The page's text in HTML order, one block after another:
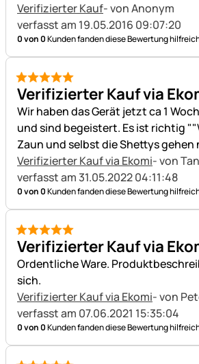
Verifizierter Kauf- von Anonym
verfasst am 19.05.2016 09:07:20
0 von 0Kunden fanden diese Bewertung
5 von 5
Verifizierter Kauf via
Wir haben das Gerät jetzt ca 1
und sind begeistert. Es ist richtig
Zaun und selbst die Shettys gehen
Verifizierter Kauf via Ekomi- von
verfasst am 31.05.2022 04:11:48
0 von 0Kunden fanden diese Bewertung
5 von 5
Verifizierter Kauf via
Ordentliche Ware.
sich.
Verifizierter Kauf via Ekomi- von
verfasst am 07.06.2021 15:35:04
0 von 0Kunden fanden diese Bewertung